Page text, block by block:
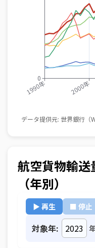
航空貨物輸送
（年別）
▶ 再生 ■ 停止
対象年: